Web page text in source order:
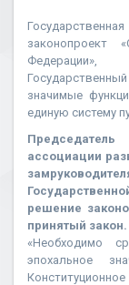
законопроект
Федерации»,
значимые
единую систему
ассоциации
решение
принятый закон.
«Необходимо
эпохальное